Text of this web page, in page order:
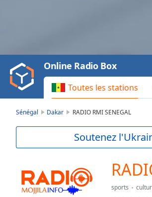
Video
Play
Backward
Skip
Current
Loaded:
0.00%
Toutes les stations
Online Radio Box
Sénégal Dakar RADIO RMI SENEGAL
Soutenez
sports